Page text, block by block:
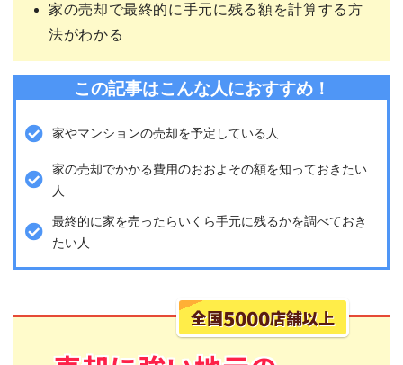
家の売却で最終的に手元に残る額を計算する方
法がわかる
この記事はこんな人におすすめ！
家やマンションの売却を予定している人
家の売却でかかる費用のおおよその額を知っておきたい
人
最終的に家を売ったらいくら手元に残るかを調べておき
たい人